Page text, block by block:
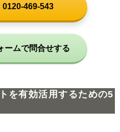
0120-469-543
ームで問合せする
を有効活用するための5